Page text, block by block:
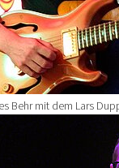
Behr mit dem Lars
for: